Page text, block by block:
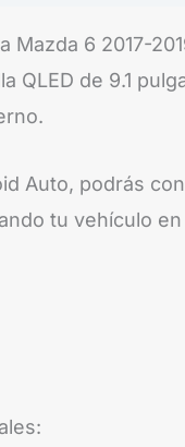
Mazda 6 2017-
QLED de 9.1
Auto, podrás
tu vehículo